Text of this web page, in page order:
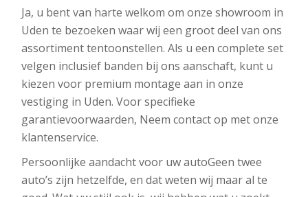
Ja, u bent van harte welkom om onze showroom in
Uden te bezoeken waar wij een groot deel van ons
assortiment tentoonstellen. Als u een complete set
velgen inclusief banden bij ons aanschaft, kunt u
kiezen voor premium montage aan in onze
vestiging in Uden. Voor specifieke
garantievoorwaarden, Neem contact op met onze
klantenservice.
Persoonlijke aandacht voor uw autoGeen twee
auto’s zijn hetzelfde, en dat weten wij maar al te